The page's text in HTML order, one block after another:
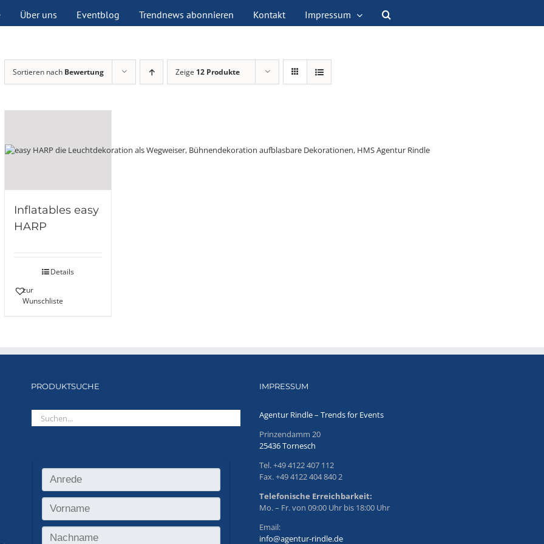
Über uns Eventblog Trendnews abonnieren Kontakt Impressum
Sortieren nach Bewertung Zeige 12 Produkte
Inflatables easy
HARP
Details
zur
Wunschliste
PRODUKTSUCHE IMPRESSUM
Agentur Rindle – Trends for Events
Prinzendamm 20
25436 Tornesch
Tel. +49 4122 407 112
Fax. +49 4122 404 840 2
Telefonische Erreichbarkeit:
Mo. – Fr. von 09:00 Uhr bis 18:00 Uhr
Email:
info@agentur-rindle.de